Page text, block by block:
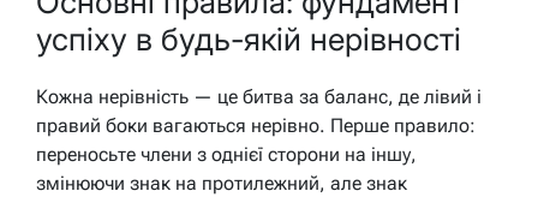
успіху в будь-якій нерівності
Кожна нерівність — це битва за баланс, де лівий і
правий боки вагаються нерівно. Перше правило:
переносьте члени з однієї сторони на іншу,
змінюючи знак на протилежний, але знак